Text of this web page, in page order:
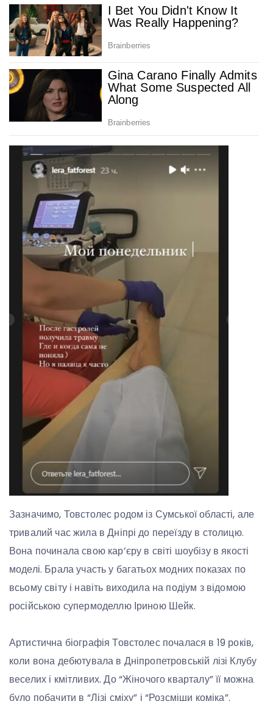
Зазначимо, Товстолес родом із Сумської області, але
тривалий час жила в Дніпрі до переїзду в столицю.
Вона починала свою кар’єру в світі шоубізу в якості
моделі. Брала участь у багатьох модних показах по
всьому світу і навіть виходила на подіум з відомою
російською супермоделлю Іриною Шейк.
Артистична біографія Товстолес почалася в 19 років,
коли вона дебютувала в Дніпропетровській лізі Клубу
веселих і кмітливих. До “Жіночого кварталу” її можна
було побачити в “Лізі сміху” і “Розсміши коміка”.